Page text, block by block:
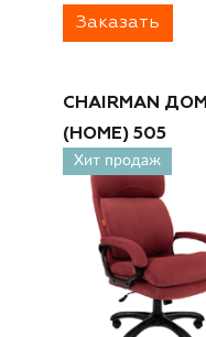
Заказать
CHAIRMAN ДОМ
(HOME) 505
Хит продаж